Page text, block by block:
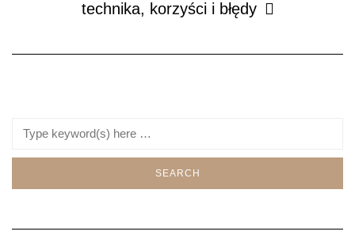
technika, korzyści i błędy